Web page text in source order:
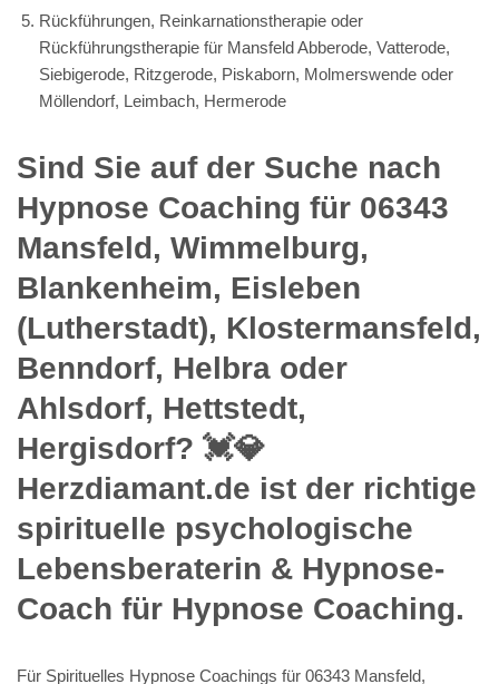
Rückführungen, Reinkarnationstherapie oder
Rückführungstherapie für Mansfeld Abberode, Vatterode,
Siebigerode, Ritzgerode, Piskaborn, Molmerswende oder
Möllendorf, Leimbach, Hermerode
Sind Sie auf der Suche nach
Hypnose Coaching für 06343
Mansfeld, Wimmelburg,
Blankenheim, Eisleben
(Lutherstadt), Klostermansfeld,
Benndorf, Helbra oder
Ahlsdorf, Hettstedt,
Hergisdorf? 💓️💎
Herzdiamant.de ist der richtige
spirituelle psychologische
Lebensberaterin & Hypnose-
Coach für Hypnose Coaching.
Für Spirituelles Hypnose Coachings für 06343 Mansfeld,